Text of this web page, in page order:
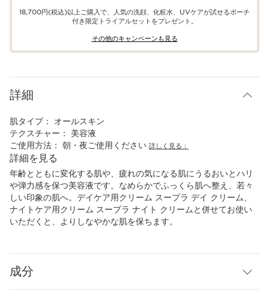
18,700円(税込)以上ご購入で、​人気の洗顔、化粧水、UVケアが試せる​ポーチ
付き限定トライアルセットをプレゼント。​
その他のキャンペーンも見る​
詳細
肌タイプ： オールスキン
テクスチャー： 美容液
ご使用方法： 朝・夜ご使用ください 詳しく見る：
詳細を見る
年齢とともに変化する肌や、疲れの気になる肌にうるおいとハリ
や弾力感を保つ美容液です。なめらかでふっくら肌へ整え、若々
しい印象の肌へ。デイケア用クリーム スープラ デイ クリーム、
ナイトケア用クリーム スープラ ナイト クリームと併せてお使い
いただくと、よりしなやかな肌を保ちます。
成分